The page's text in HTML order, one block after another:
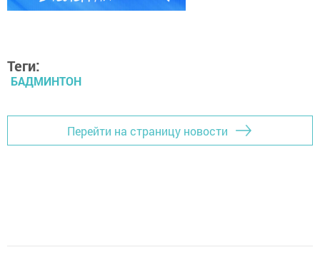
Теги:
БАДМИНТОН
Перейти на страницу новости